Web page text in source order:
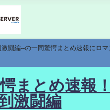
闘編--の一同驚愕まとめ速報にロ
まとめ速報
激闘編